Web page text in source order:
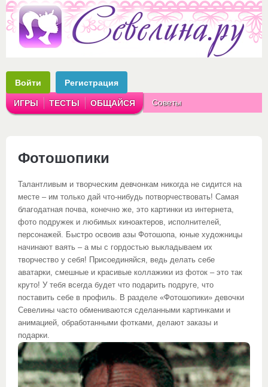
Войти Регистрация
ИГРЫ ТЕСТЫ ОБЩАЙСЯ Советы
Фотошопики
Талантливым и творческим девчонкам никогда не сидится на
месте – им только дай что-нибудь потворчествовать! Самая
благодатная почва, конечно же, это картинки из интернета,
фото подружек и любимых киноактеров, исполнителей,
персонажей. Быстро освоив азы Фотошопа, юные художницы
начинают ваять – а мы с гордостью выкладываем их
творчество у себя! Присоединяйся, ведь делать себе
аватарки, смешные и красивые коллажики из фоток – это так
круто! У тебя всегда будет что подарить подруге, что
поставить себе в профиль. В разделе «Фотошопики» девочки
Севелины часто обмениваются сделанными картинками и
анимацией, обработанными фотками, делают заказы и
подарки.